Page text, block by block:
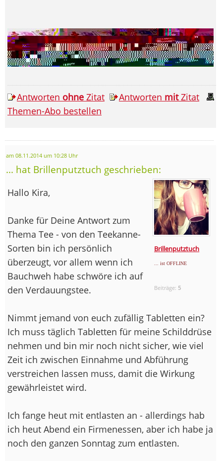
Antworten ohne Zitat Antworten mitZitat
Themen-Abo bestellen
am 08.11.2014 um 10:28 Uhr
... hat Brillenputztuch geschrieben:
Brillenputztuch
... ist OFFLINE
Beiträge: 5
Hallo Kira,
Danke für Deine Antwort zum
Thema Tee - von den Teekanne-
Sorten bin ich persönlich
überzeugt, vor allem wenn ich
Bauchweh habe schwöre ich auf
den Verdauungstee.
Nimmt jemand von euch zufällig Tabletten ein?
Ich muss täglich Tabletten für meine Schilddrüse
nehmen und bin mir noch nicht sicher, wie viel
Zeit ich zwischen Einnahme und Abführung
verstreichen lassen muss, damit die Wirkung
gewährleistet wird.
Ich fange heut mit entlasten an - allerdings hab
ich heut Abend ein Firmenessen, aber ich habe ja
noch den ganzen Sonntag zum entlasten.